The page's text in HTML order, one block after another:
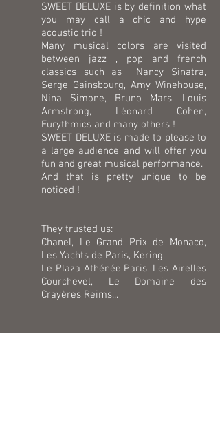
SWEET DELUXE is by definition what
you may call a chic and hype
acoustic trio !
Many musical colors are visited
between jazz , pop and french
classics such as Nancy Sinatra,
Serge Gainsbourg, Amy Winehouse,
Nina Simone, Bruno Mars, Louis
Armstrong, Léonard Cohen,
Eurythmics and many others !
SWEET DELUXE is made to please to
a large audience and will offer you
fun and great musical performance.
And that is pretty unique to be
noticed !
They trusted us:
Chanel, Le Grand Prix de Monaco,
Les Yachts de Paris, Kering,
Le Plaza Athénée Paris, Les Airelles
Courchevel, Le Domaine des
Crayères Reims...